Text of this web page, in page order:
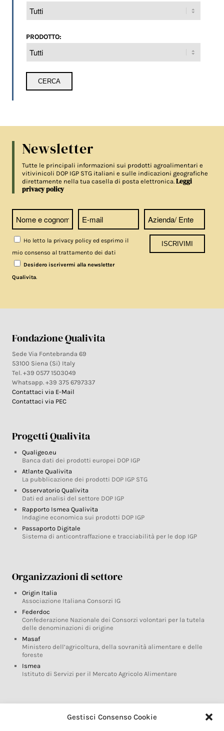
Gestisci Consenso Cookie
PRODOTTO:
Newsletter
Tutte le principali informazioni sui prodotti agroalimentari e
vitivinicoli DOP IGP STG italiani e sulle indicazioni geografiche
direttamente nella tua casella di posta elettronica.Leggi
privacy policy
Ho letto la privacy policy ed esprimo il
mio consenso al trattamento dei dati
Desidero iscrivermi alla newsletter
Qualivita.
Fondazione Qualivita
Sede Via Fontebranda 69
53100 Siena (Si) Italy
Tel. +39 0577 1503049
Whatsapp. +39 375 6797337
Contattaci via E-Mail
Contattaci via PEC
Progetti Qualivita
Qualigeo.eu
Banca dati dei prodotti europei DOP IGP
Atlante Qualivita
La pubblicazione dei prodotti DOP IGP STG
Osservatorio Qualivita
Dati ed analisi del settore DOP IGP
Rapporto Ismea Qualivita
Indagine economica sui prodotti DOP IGP
Passaporto Digitale
Sistema di anticontraffazione e tracciabilità per le dop IGP
Organizzazioni di settore
Origin Italia
Associazione Italiana Consorzi IG
Federdoc
Confederazione Nazionale dei Consorzi volontari per la tutela
delle denominazioni di origine
Masaf
Ministero dell’agricoltura, della sovranità alimentare e delle
foreste
Ismea
Istituto di Servizi per il Mercato Agricolo Alimentare
Glossario DOP IGP